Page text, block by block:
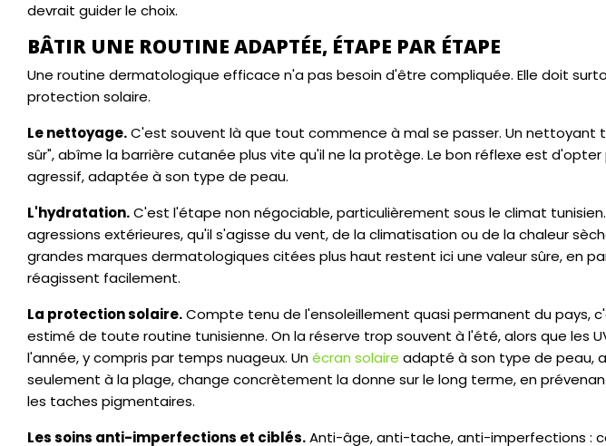
devrait guider le choix.
BÂTIR UNE ROUTINE ADAPTÉE, ÉTAPE PAR ÉTAPE
Une routine dermatologique efficace n'a pas besoin d'être compliquée. Elle doit
protection solaire.
Le nettoyage.C'est souvent là que tout commence à mal se passer. Un nettoyant
sûr", abîme la barrière cutanée plus vite qu'il ne la protège. Le bon réflexe est
agressif, adaptée à son type de peau.
L'hydratation.C'est l'étape non négociable, particulièrement sous le climat
agressions extérieures, qu'il s'agisse du vent, de la climatisation ou de la chaleur
grandes marques dermatologiques citées plus haut restent ici une valeur sûre, en
réagissent facilement.
La protection solaire.Compte tenu de l'ensoleillement quasi permanent du pays,
estimé de toute routine tunisienne. On la réserve trop souvent à l'été, alors que les
l'année, y compris par temps nuageux. Unécran solaire adapté à son type de peau,
seulement à la plage, change concrètement la donne sur le long terme, en
les taches pigmentaires.
Les soins anti-imperfections et ciblés.Anti-âge, anti-tache, anti-imperfections :